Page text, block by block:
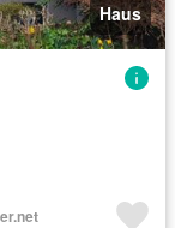
Haus